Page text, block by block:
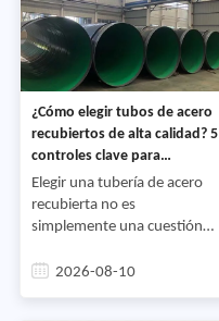
¿Cómo elegir tubos de acero
recubiertos de alta calidad? 5
controles clave para
compradores
Elegir una tubería de acero
recubierta no es
simplemente una cuestión
recubrimiento como
2026-08-10